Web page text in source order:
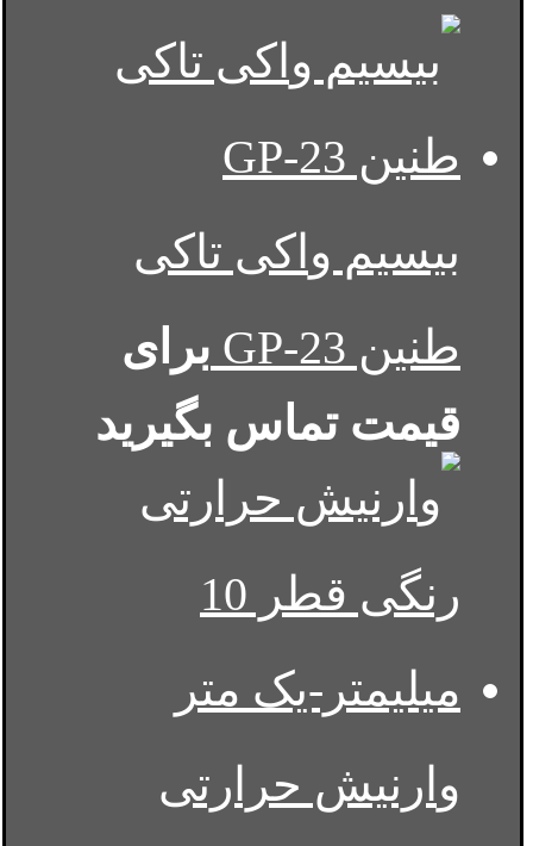
بیسیم واکی تاکی
طنین GP-23
برای
قیمت تماس بگیرید
وارنیش حرارتی